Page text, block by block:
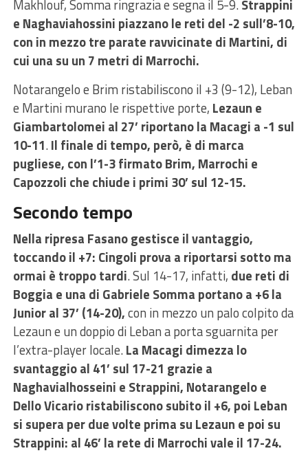
Makhlouf, Somma ringrazia e segna il 5-9.Strappini
e Naghaviahossini piazzano le reti del -2 sull’8-10,
con in mezzo tre parate ravvicinate di Martini, di
cui una su un 7 metri di Marrochi.
Notarangelo e Brim ristabiliscono il +3 (9-12), Leban
e Martini murano le rispettive porte, Lezaun e
Giambartolomei al 27’ riportano la Macagi a -1 sul
10-11.Il finale di tempo, però, è di marca
pugliese, con l’1-3 firmato Brim, Marrochi e
Capozzoli che chiude i primi 30’ sul 12-15.
Secondo tempo
Nella ripresa Fasano gestisce il vantaggio,
toccando il +7: Cingoli prova a riportarsi sotto ma
ormai è troppo tardi. Sul 14-17, infatti, due reti di
Boggia e una di Gabriele Somma portano a +6 la
Junior al 37’ (14-20),con in mezzo un palo colpito da
Lezaun e un doppio di Leban a porta sguarnita per
l’extra-player locale.La Macagi dimezza lo
svantaggio al 41’ sul 17-21 grazie a
Naghavialhosseini e Strappini, Notarangelo e
Dello Vicario ristabiliscono subito il +6, poi Leban
si supera per due volte prima su Lezaun e poi su
Strappini: al 46’ la rete di Marrochi vale il 17-24.